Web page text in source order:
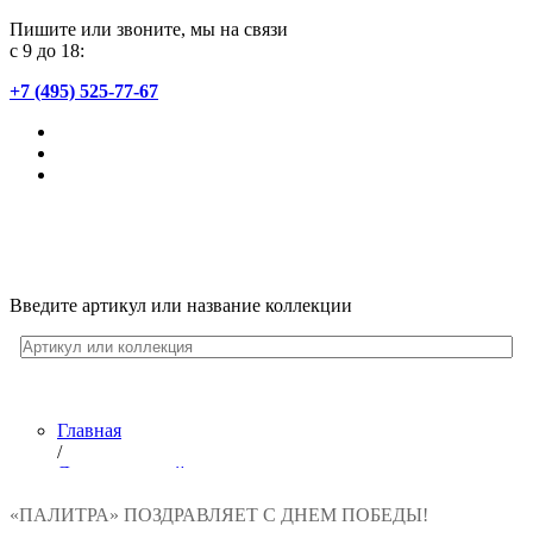
Пишите или звоните, мы на связи
с 9 до 18:
+7 (495) 525-77-67
Введите артикул или название коллекции
Главная
/
Лента новостей
Поздравления с Днем Победы от обойной фабрики
«ПАЛИТРА» ПОЗДРАВЛЯЕТ С ДНЕМ ПОБЕДЫ!